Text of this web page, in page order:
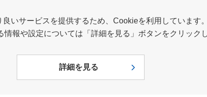
いサービスを提供するため、Cookieを利用しています
報や設定については「詳細を見る」ボタンをクリック
詳細を見る